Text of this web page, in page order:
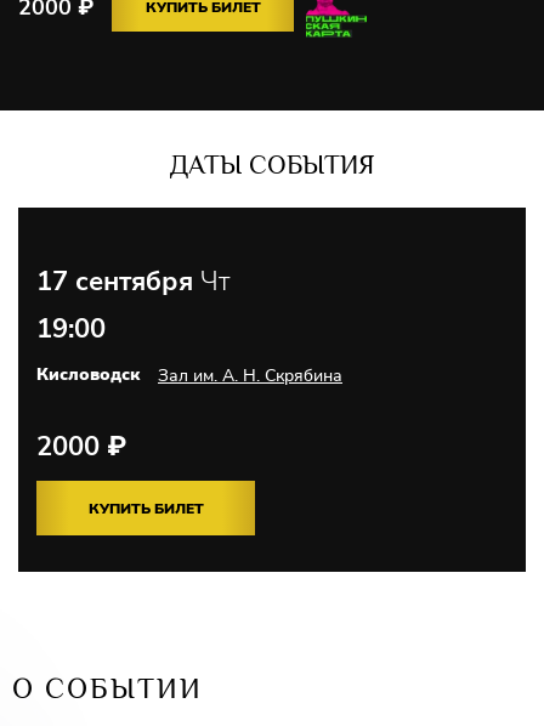
2000 ₽ КУПИТЬ БИЛЕТ
ДАТЫ СОБЫТИЯ
17 сентября Чт
19:00
Кисловодск Зал им. А. Н. Скрябина
2000 ₽
КУПИТЬ БИЛЕТ
О СОБЫТИИ